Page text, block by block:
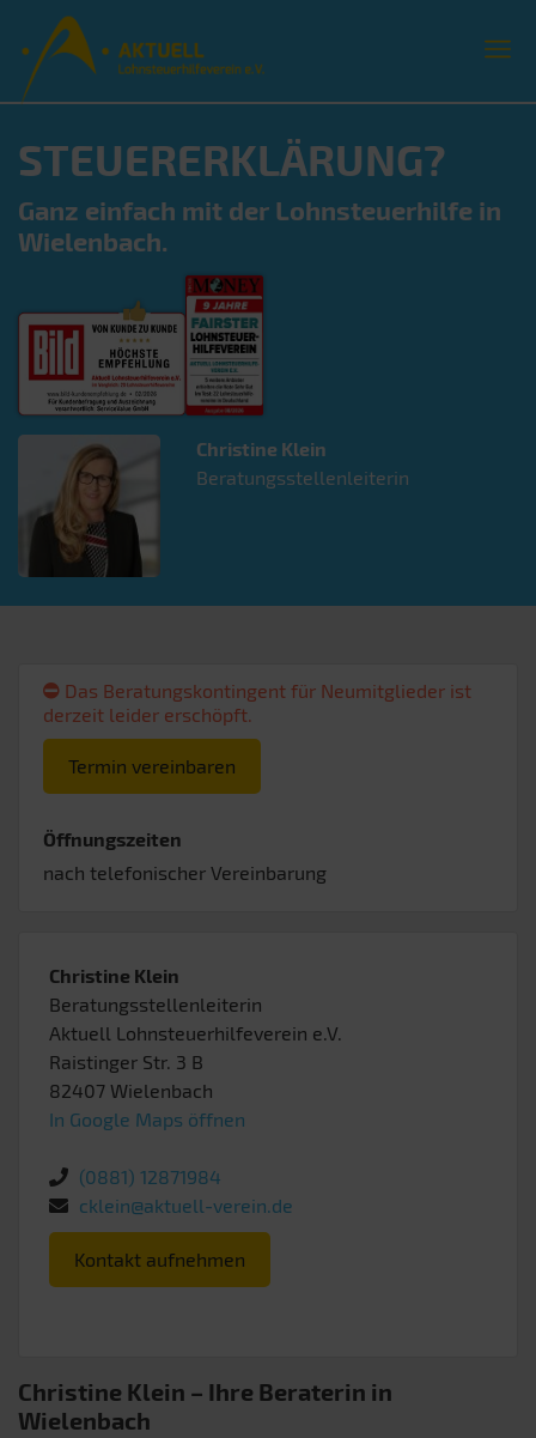
STEUERERKLÄRUNG?
Ganz einfach mit der Lohnsteuerhilfe in
Wielenbach.
Christine Klein
Beratungsstellenleiterin
Das Beratungskontingent für Neumitglieder ist
derzeit leider erschöpft.
Termin vereinbaren
Öffnungszeiten
nach telefonischer Vereinbarung
Christine Klein
Beratungsstellenleiterin
Aktuell Lohnsteuerhilfeverein e.V.
Raistinger Str. 3 B
82407 Wielenbach
In Google Maps öffnen
(0881) 12871984
cklein@aktuell-verein.de
Kontakt aufnehmen
Christine Klein – Ihre Beraterin in
Wielenbach